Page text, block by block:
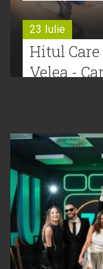
23 Iulie
Hitul
Velea -
Bătălie
Verii:
21 Iulie
Dă
cu Hitul